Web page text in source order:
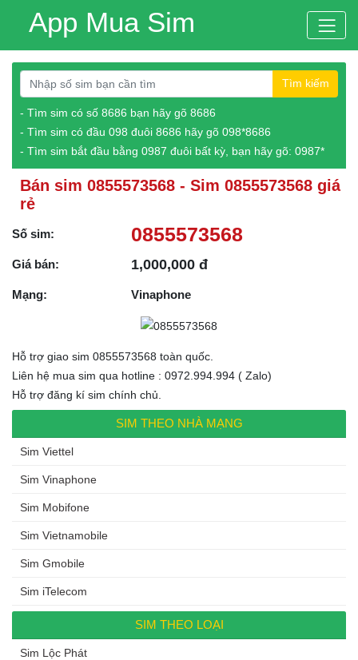
App Mua Sim
Tìm kiếm
- Tìm sim có số 8686 bạn hãy gõ 8686
- Tìm sim có đầu 098 đuôi 8686 hãy gõ 098*8686
- Tìm sim bắt đầu bằng 0987 đuôi bất kỳ, bạn hãy gõ: 0987*
Bán sim 0855573568 - Sim 0855573568 giá
rẻ
Số sim: 0855573568
Giá bán: 1,000,000 đ
Mạng: Vinaphone
Hỗ trợ giao sim 0855573568 toàn quốc.
Liên hệ mua sim qua hotline : 0972.994.994 ( Zalo)
Hỗ trợ đăng kí sim chính chủ.
SIM THEO NHÀ MẠNG
Sim Viettel
Sim Vinaphone
Sim Mobifone
Sim Vietnamobile
Sim Gmobile
Sim iTelecom
SIM THEO LOẠI
Sim Lộc Phát